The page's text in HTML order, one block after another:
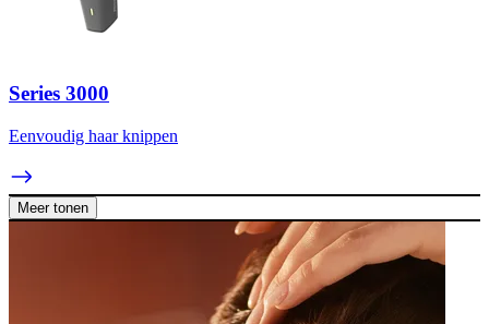
Series 3000
Eenvoudig haar knippen
Meer tonen